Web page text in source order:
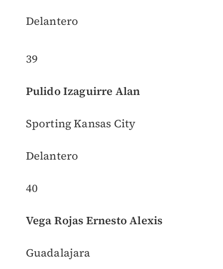
Delantero
39
Pulido Izaguirre Alan
Sporting Kansas City
Delantero
40
Vega Rojas Ernesto Alexis
Guadalajara